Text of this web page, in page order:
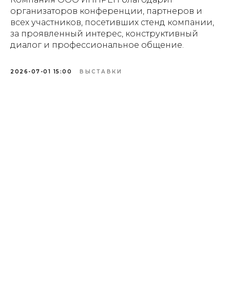
организаторов конференции, партнеров и
всех участников, посетивших стенд компании,
за проявленный интерес, конструктивный
диалог и профессиональное общение.
2026-07-01 15:00 ВЫСТАВКИ